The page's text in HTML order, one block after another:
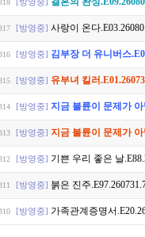
[방영중] 사랑이 온다
[방영중] 김부장 더 유니버스
[방영중] 유부녀 킬러
[방영중] 지금 불륜이 문제가
[방영중] 지금 불륜이 문제가
[방영중] 기쁜 우리 좋은 날
[방영중] 붉은 진주
[방영중] 가족관계증명서